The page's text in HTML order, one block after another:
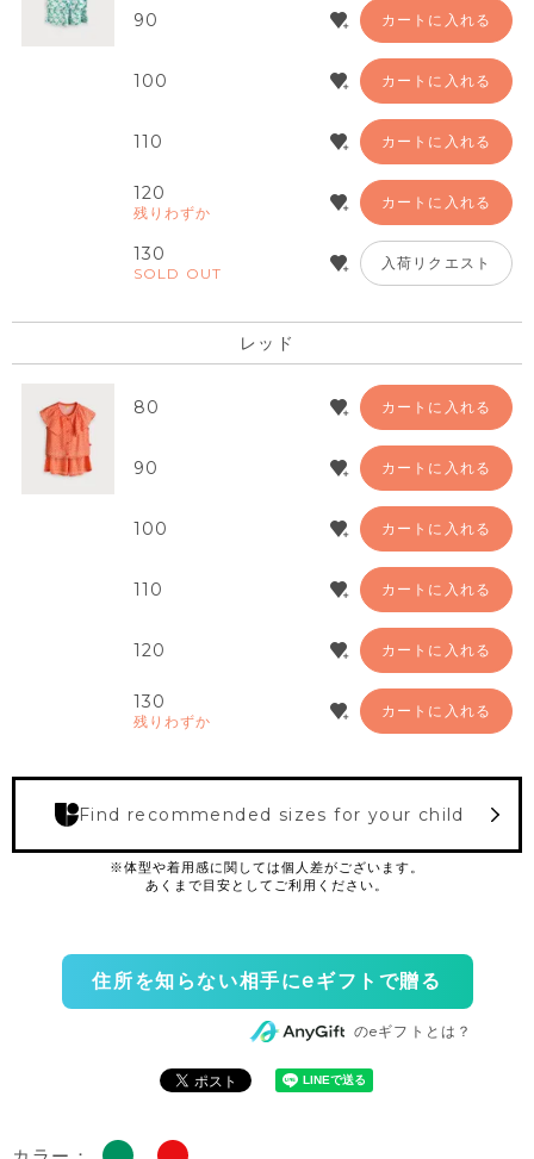
90 カートに入れる
100 カートに入れる
110 カートに入れる
120
残りわずか
カートに入れる
130
SOLD OUT
入荷リクエスト
レッド
80 カートに入れる
90 カートに入れる
100 カートに入れる
110 カートに入れる
120 カートに入れる
130
残りわずか
カートに入れる
Find recommended sizes for your child
住所を知らない相手にeギフトで贈る
のeギフトとは？